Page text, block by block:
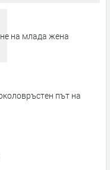
на млада жена
път на